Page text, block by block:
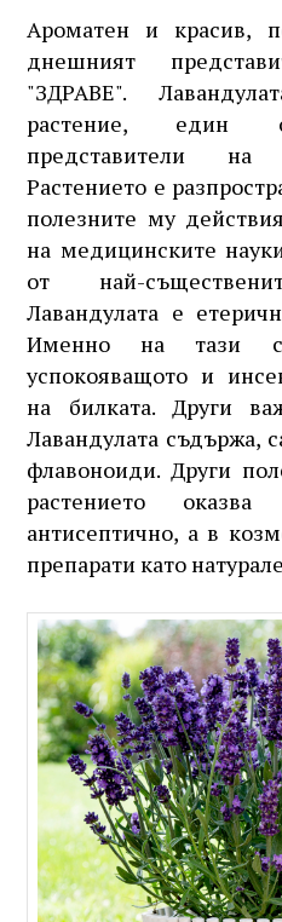
Ароматен и красив,
днешният
"ЗДРАВЕ".
растение, един
представители на
Растението е
полезните му
на медицинските
от най-
Лавандулата е
Именно на тази
успокояващото и
на билката. Други
Лавандулата съдържа,
флавоноиди. Други
растението оказва
антисептично, а в
препарати като